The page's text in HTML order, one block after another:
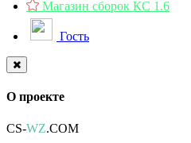
Магазин сборок КС 1.6
Гость
О проекте
CS-WZ.COM